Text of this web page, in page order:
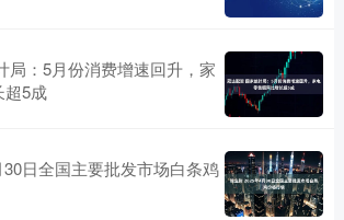
局：5月份消费增速回升，家
超5成
日全国主要批发市场白条鸡